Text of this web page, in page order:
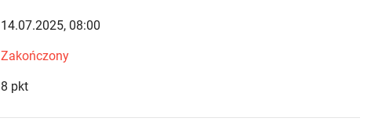
14.07.2025, 08:00
Zakończony
8 pkt